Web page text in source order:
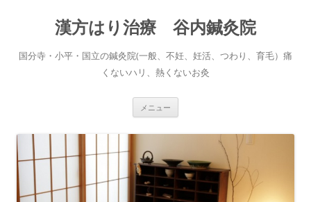
へ
ス
漢方はり治療 谷内鍼灸院
国分寺・小平・国立の鍼灸院(一般、不妊、妊活、つわり、育毛）痛
くないハリ、熱くないお灸
メニュー